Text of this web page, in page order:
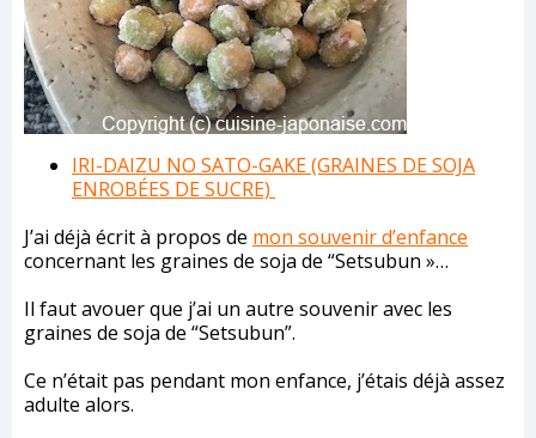
IRI-DAIZU NO SATO-GAKE (GRAINES DE SOJA
ENROBÉES DE SUCRE)
J’ai déjà écrit à propos de mon souvenir d’enfance
concernant les graines de soja de “Setsubun »…
Il faut avouer que j’ai un autre souvenir avec les
graines de soja de “Setsubun”.
Ce n’était pas pendant mon enfance, j’étais déjà assez
adulte alors.